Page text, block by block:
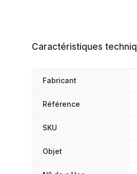
Caractéristiques
Fabricant
Référence
SKU
Objet